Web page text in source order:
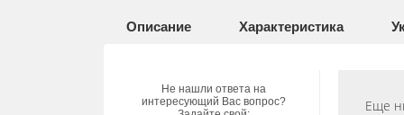
Описание Характеристика
Не нашли ответа на
интересующий Вас вопрос?
Еще